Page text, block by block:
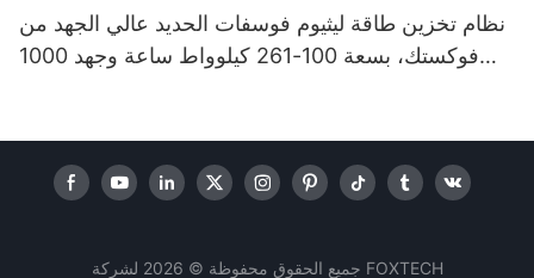
نظام تخزين طاقة ليثيوم فوسفات الحديد عالي الجهد من
فوكستك، بسعة 100-261 كيلوواط ساعة وجهد 1000
جميع الحقوق محفوظة © 2026 لشركة FOXTECH